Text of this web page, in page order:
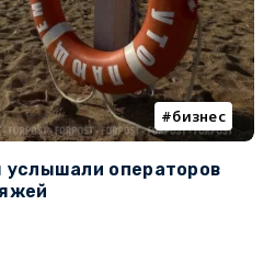
бизнес
услышали операторов